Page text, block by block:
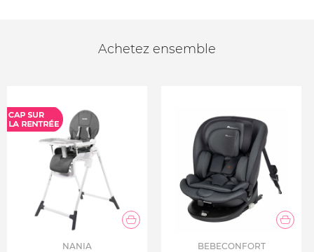
Achetez ensemble
NANIA BEBECONFORT